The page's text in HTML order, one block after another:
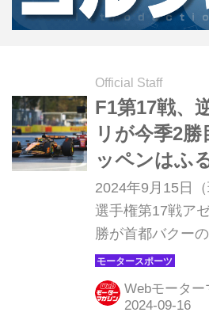
Official Staff
F1第17戦、
リが今季2
ッペンはふ
ルバイジャ
2024年9月15日
選手権第17戦ア
勝が首都バクー
れ、マクラーレ
トリが優勝。2位
ャルル・ルクレ
Webモータ